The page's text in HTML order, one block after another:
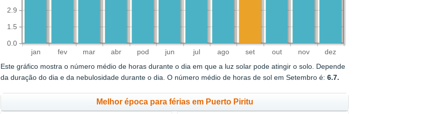
jan fev mar abr pod jun jul ago set out nov dez
0.0
1.5
2.9
Este gráfico mostra o número médio de horas durante o dia em que a luz solar pode atingir o solo. Depende
da duração do dia e da nebulosidade durante o dia. O número médio de horas de sol em Setembro é:6.7.
Melhor época para férias em Puerto Piritu